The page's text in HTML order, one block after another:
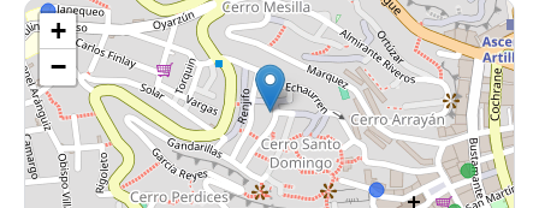
Ambientes luminosos y funcionales
Valor diferencial:
Arquitectura de autor
Diseño loft en dos niveles
Sin gastos comunes
Construcción año 2015
+
−